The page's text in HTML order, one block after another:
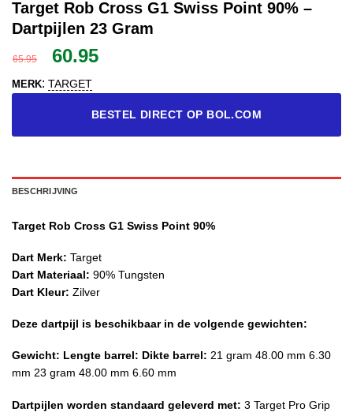
Target Rob Cross G1 Swiss Point 90% –
Dartpijlen 23 Gram
65.95
Oorspronkelijke
was:
65.95.
60.95Huidige
is:
60.95.
MERK: TARGET
BESTEL DIRECT OP BOL.COM
BESCHRIJVING
Target Rob Cross G1 Swiss Point 90%
Dart Merk: Target
Dart Materiaal: 90% Tungsten
Dart Kleur: Zilver
Deze dartpijl is beschikbaar in de volgende gewichten:
Gewicht: Lengte barrel: Dikte barrel: 21 gram 48.00 mm 6.30
mm 23 gram 48.00 mm 6.60 mm
Dartpijlen worden standaard geleverd met: 3 Target Pro Grip